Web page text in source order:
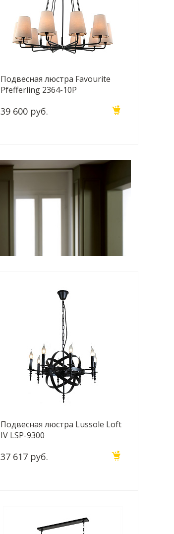
Подвесная люстра Favourite
Pfefferling 2364-10P
39 600 руб.
Подвесная люстра Lussole Loft
IV LSP-9300
37 617 руб.